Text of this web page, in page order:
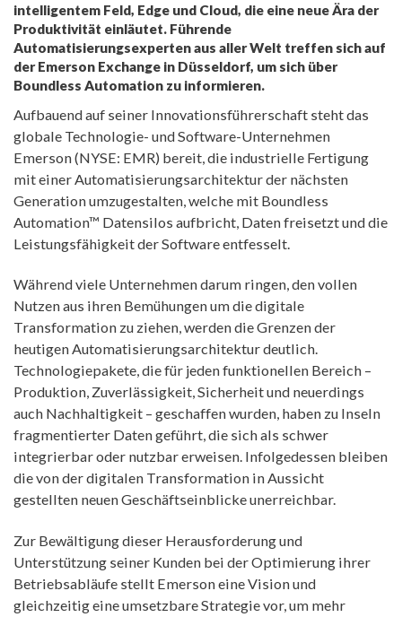
intelligentem Feld, Edge und Cloud, die eine neue Ära der
Produktivität einläutet. Führende
Automatisierungsexperten aus aller Welt treffen sich auf
der Emerson Exchange in Düsseldorf, um sich über
Boundless Automation zu informieren.
Aufbauend auf seiner Innovationsführerschaft steht das
globale Technologie- und Software-Unternehmen
Emerson (NYSE: EMR) bereit, die industrielle Fertigung
mit einer Automatisierungsarchitektur der nächsten
Generation umzugestalten, welche mit Boundless
Automation™ Datensilos aufbricht, Daten freisetzt und die
Leistungsfähigkeit der Software entfesselt.
Während viele Unternehmen darum ringen, den vollen
Nutzen aus ihren Bemühungen um die digitale
Transformation zu ziehen, werden die Grenzen der
heutigen Automatisierungsarchitektur deutlich.
Technologiepakete, die für jeden funktionellen Bereich –
Produktion, Zuverlässigkeit, Sicherheit und neuerdings
auch Nachhaltigkeit – geschaffen wurden, haben zu Inseln
fragmentierter Daten geführt, die sich als schwer
integrierbar oder nutzbar erweisen. Infolgedessen bleiben
die von der digitalen Transformation in Aussicht
gestellten neuen Geschäftseinblicke unerreichbar.
Zur Bewältigung dieser Herausforderung und
Unterstützung seiner Kunden bei der Optimierung ihrer
Betriebsabläufe stellt Emerson eine Vision und
gleichzeitig eine umsetzbare Strategie vor, um mehr